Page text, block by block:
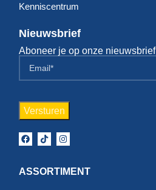
Kenniscentrum
Nieuwsbrief
Aboneer je op onze nieuwsbrief
ASSORTIMENT